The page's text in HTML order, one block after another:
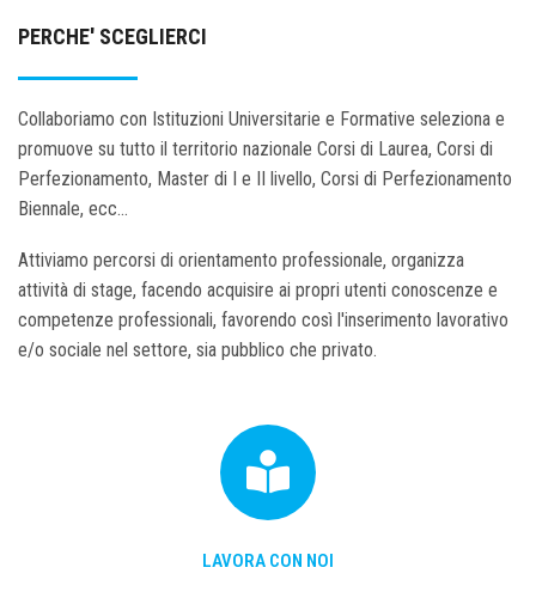
PERCHE' SCEGLIERCI
Collaboriamo con Istituzioni Universitarie e Formative seleziona e
promuove su tutto il territorio nazionale Corsi di Laurea, Corsi di
Perfezionamento, Master di I e II livello, Corsi di Perfezionamento
Biennale, ecc...
Attiviamo percorsi di orientamento professionale, organizza
attività di stage, facendo acquisire ai propri utenti conoscenze e
competenze professionali, favorendo così l'inserimento lavorativo
e/o sociale nel settore, sia pubblico che privato.
LAVORA CON NOI